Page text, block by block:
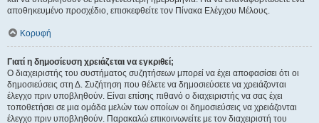
αποθηκευμένο προσχέδιο, επισκεφθείτε τον Πίνακα Ελέγχου Μέλους.
Κορυφή
Γιατί η δημοσίευση χρειάζεται να εγκριθεί;
Ο διαχειριστής του συστήματος συζητήσεων μπορεί να έχει αποφασίσει ότι οι
δημοσιεύσεις στη Δ. Συζήτηση που θέλετε να δημοσιεύσετε να χρειάζονται
έλεγχο πριν υποβληθούν. Είναι επίσης πιθανό ο διαχειριστής να σας έχει
τοποθετήσει σε μια ομάδα μελών των οποίων οι δημοσιεύσεις να χρειάζονται
έλεγχο πριν υποβληθούν. Παρακαλώ επικοινωνείτε με τον διαχειριστή του